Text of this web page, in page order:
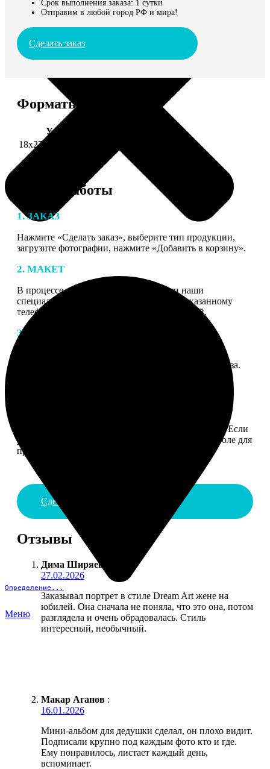
Определение...
Меню
Срок выполнения заказа: 1 сутки
Отправим в любой город РФ и мира!
Сделать заказ
Форматы и цены
Услуга
18х27 см 126 частей
Этапы работы
1. ЗАКАЗ
Нажмите «Сделать заказ», выберите тип продукции,
загрузите фотографии, нажмите «Добавить в корзину».
2. МАКЕТ
В процессе подготовки заказа к печати наши
специалисты могут связаться с Вами по указанному
телефону или email для согласования деталей.
3. ИЗГОТОВЛЕНИЕ
получите подтверждение на email с описанием заказа.
Введите адрес и выберите способ доставки заказа. Если
у вас есть промокод, введите его в специальное поле для
промокода.
Сделать заказ
Отзывы
Дима Ширяев
27.02.2026
Заказывал портрет в стиле Dream Art жене на
юбилей. Она сначала не поняла, что это она, потом
разглядела и очень обрадовалась. Стиль
интересный, необычный.
Макар Агапов :
16.01.2026
Мини-альбом для дедушки сделал, он плохо видит.
Подписали крупно под каждым фото кто и где.
Ему понравилось, листает каждый день,
вспоминает.